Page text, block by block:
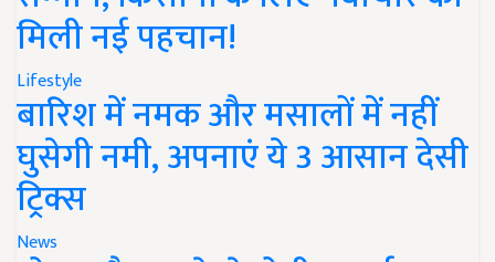
मिली नई पहचान!
Lifestyle
बारिश में नमक और मसालों में नहीं
घुसेगी नमी, अपनाएं ये 3 आसान देसी
ट्रिक्स
News